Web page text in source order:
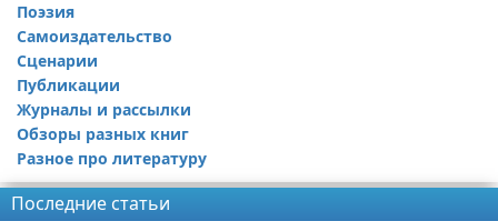
Поэзия
Самоиздательство
Сценарии
Публикации
Журналы и рассылки
Обзоры разных книг
Разное про литературу
Последние статьи